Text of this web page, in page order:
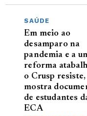
SAÚDE
Em meio ao
desamparo na
pandemia e a
reforma
o Crusp resiste,
mostra
de estudantes
ECA